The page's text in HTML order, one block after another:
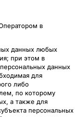
в
данных любых
при этом в
данных
для
либо
по которому
а также для
персональных